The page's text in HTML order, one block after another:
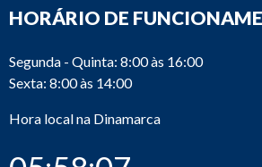
HORÁRIO DE
Segunda - Quinta: 8:00 às 16:00
Sexta: 8:00 às 14:00
Hora local na Dinamarca